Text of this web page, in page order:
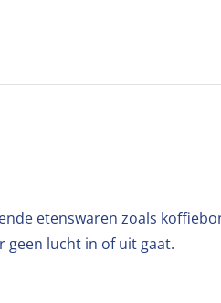
etenswaren zoals
geen lucht in of uit gaat.